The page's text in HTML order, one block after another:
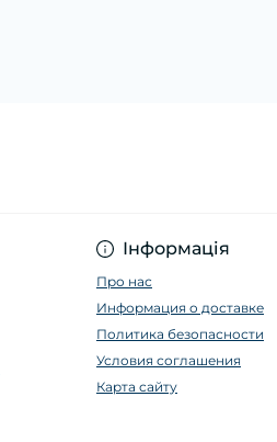
Інформація
Про нас
Информация о доставке
Политика безопасности
Условия соглашения
Карта сайту